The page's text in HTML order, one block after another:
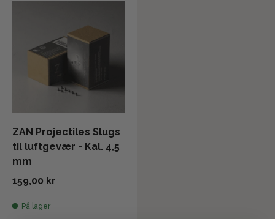
ZAN Projectiles Slugs
til luftgevær - Kal. 4,5
mm
159,00 kr
På lager